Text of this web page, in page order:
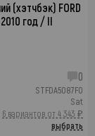
(хэтчбэк) FORD
год / II
0
STFDA5087F0
Sat
6 вариантов от 4 343 ₽
выбрать